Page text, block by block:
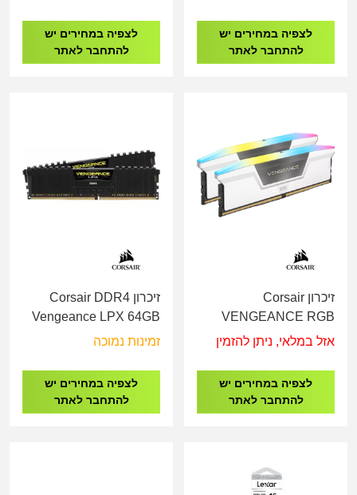
לצפיה במחירים יש
להתחבר לאתר
לצפיה במחירים יש
להתחבר לאתר
זיכרון Corsair
VENGEANCE RGB
32GB 2x16GB DDR5
אזל במלאי, ניתן להזמין
לצפיה במחירים יש
להתחבר לאתר
זיכרון Corsair DDR4
Vengeance LPX 64GB
2X32 3200Mhz C16
זמינות נמוכה
לצפיה במחירים יש
להתחבר לאתר